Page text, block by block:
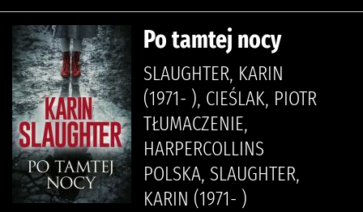
Po tamtej nocy
SLAUGHTER, KARIN
(1971- ), CIEŚLAK, PIOTR
TŁUMACZENIE,
HARPERCOLLINS
POLSKA, SLAUGHTER,
KARIN (1971- )